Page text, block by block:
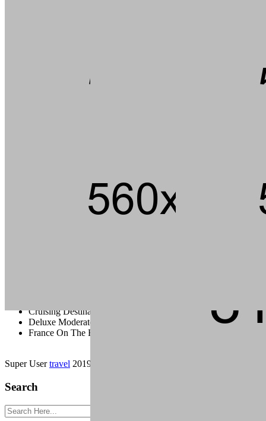
Andouille short ribs kevin jerky rump pig hamburger chuck strip
Cruising Destination Ideas
Deluxe Moderate And Value Disney
France On The Road
Super User travel 2019. január 24.
Search